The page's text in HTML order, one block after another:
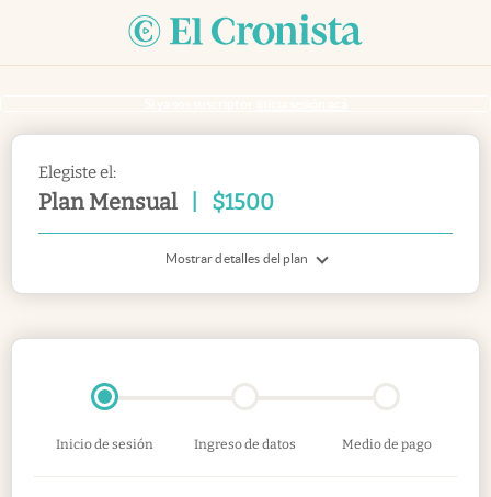
Elegiste el:
Plan Mensual $1500
Mostrar detalles del plan
Inicio de sesión Ingreso de datos Medio de pago